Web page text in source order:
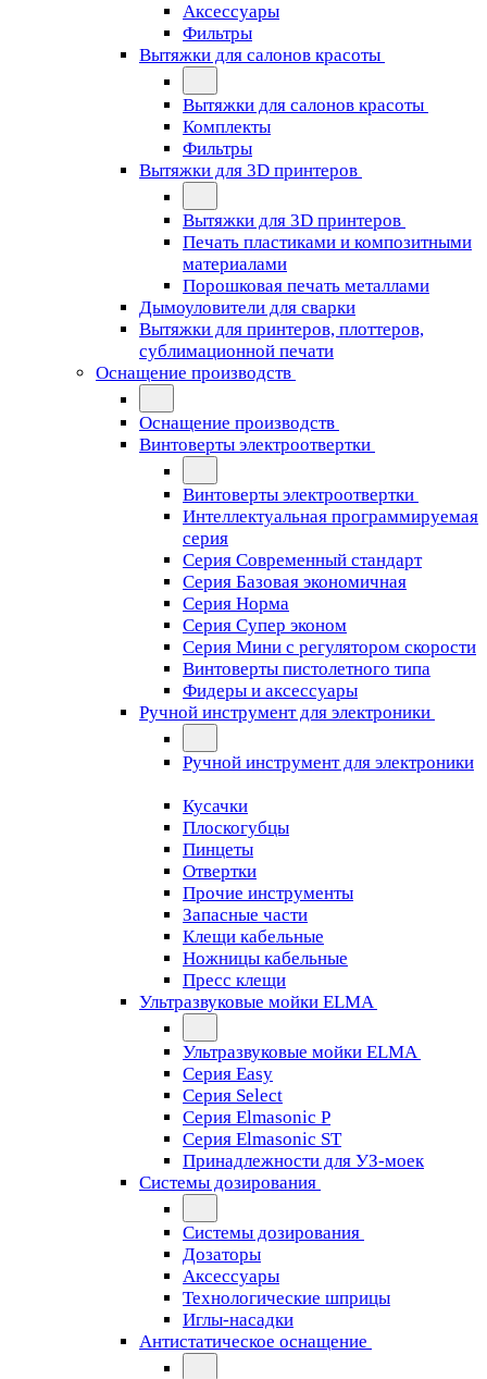
Аксессуары
Фильтры
Вытяжки для салонов красоты
Вытяжки для салонов красоты
Комплекты
Фильтры
Вытяжки для 3D принтеров
Вытяжки для 3D принтеров
Печать пластиками и композитными
материалами
Порошковая печать металлами
Дымоуловители для сварки
Вытяжки для принтеров, плоттеров,
сублимационной печати
Оснащение производств
Оснащение производств
Винтоверты электроотвертки
Винтоверты электроотвертки
Интеллектуальная программируемая
серия
Серия Современный стандарт
Серия Базовая экономичная
Серия Норма
Серия Cупер эконом
Серия Мини с регулятором скорости
Винтоверты пистолетного типа
Фидеры и аксессуары
Ручной инструмент для электроники
Ручной инструмент для электроники
Кусачки
Плоскогубцы
Пинцеты
Отвертки
Прочие инструменты
Запасные части
Клещи кабельные
Ножницы кабельные
Пресс клещи
Ультразвуковые мойки ELMA
Ультразвуковые мойки ELMA
Серия Easy
Серия Select
Серия Elmasonic P
Серия Elmasonic ST
Принадлежности для УЗ-моек
Системы дозирования
Системы дозирования
Дозаторы
Аксессуары
Технологические шприцы
Иглы-насадки
Антистатическое оснащение